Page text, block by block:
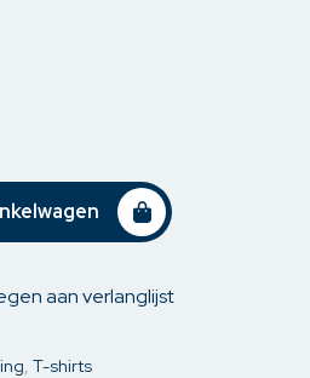
aan verlanglijst
, T-shirts